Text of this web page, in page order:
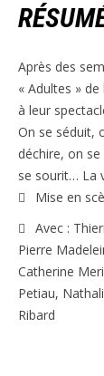
Après des
« Adultes »
à leur
On se séduit,
déchire, on
se sourit… La
Mise en
Avec :
Pierre
Catherine
Petiau,
Ribard